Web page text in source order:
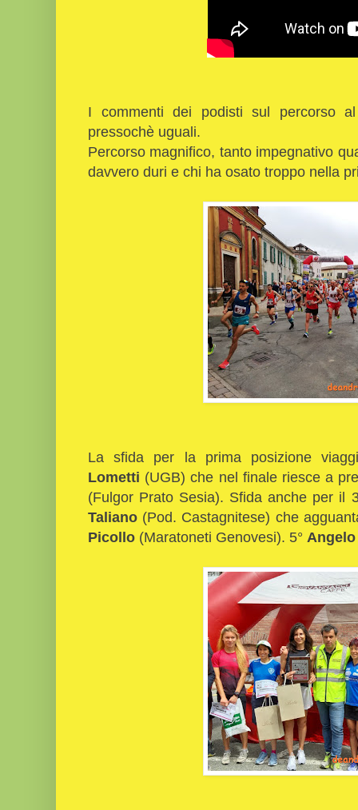
I commenti dei podisti sul percorso
pressochè uguali.
Percorso magnifico, tanto impegnativo
davvero duri e chi ha osato troppo nella
La sfida per la prima posizione
Lometti (UGB) che nel finale riesce a
(Fulgor Prato Sesia). Sfida anche per il
Taliano (Pod. Castagnitese) che
Picollo (Maratoneti Genovesi). 5°